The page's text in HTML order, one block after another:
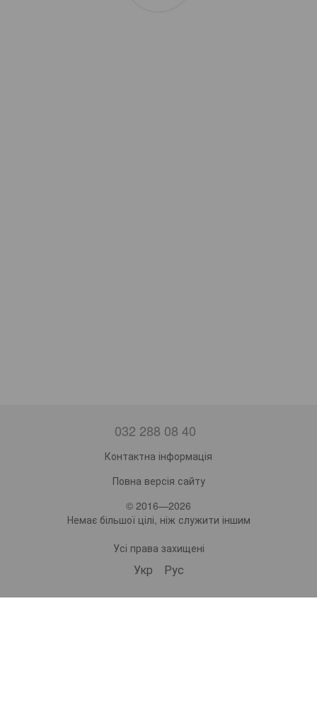
032 288 08 40
Контактна інформація
Повна версія сайту
© 2016—2026
Немає більшої цілі, ніж служити іншим
Усі права захищені
Укр Рус